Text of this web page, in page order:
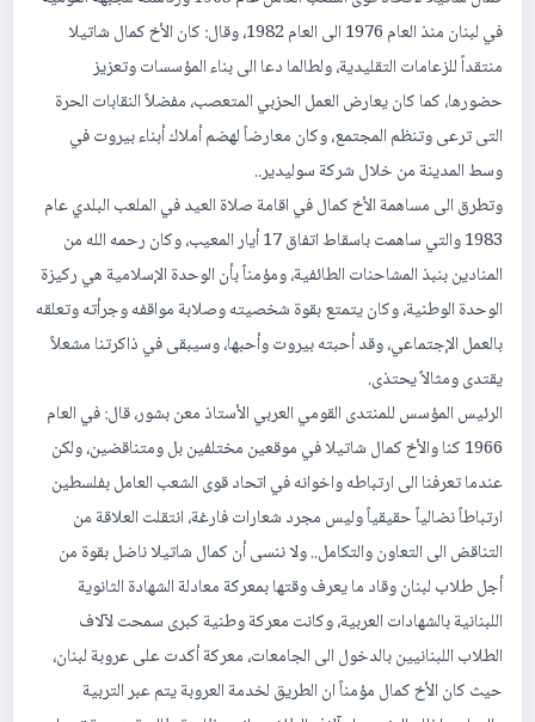
في لبنان منذ العام 1976 الى العام 1982، وقال: كان الأخ كمال شاتيلا
منتقداً للزعامات التقليدية، ولطالما دعا الى بناء المؤسسات وتعزيز
حضورها، كما كان يعارض العمل الحزبي المتعصب، مفضلاً النقابات الحرة
التى ترعى وتنظم المجتمع، وكان معارضاً لهضم أملاك أبناء بيروت في
وسط المدينة من خلال شركة سوليدير..
وتطرق الى مساهمة الأخ كمال في اقامة صلاة العيد في الملعب البلدي عام
1983 والتي ساهمت باسقاط اتفاق 17 أيار المعيب، وكان رحمه الله من
المنادين بنبذ المشاحنات الطائفية، ومؤمناً بأن الوحدة الإسلامية هي ركيزة
الوحدة الوطنية، وكان يتمتع بقوة شخصيته وصلابة مواقفه وجرأته وتعلقه
بالعمل الإجتماعي، وقد أحبته بيروت وأحبها، وسيبقى في ذاكرتنا مشعلاً
يقتدى ومثالاً يحتذى.
الرئيس المؤسس للمنتدى القومي العربي الأستاذ معن بشور، قال: في العام
1966 كنا والأخ كمال شاتيلا في موقعين مختلفين بل ومتناقضين، ولكن
عندما تعرفنا الى ارتباطه واخوانه في اتحاد قوى الشعب العامل بفلسطين
ارتباطاً نضالياً حقيقياً وليس مجرد شعارات فارغة، انتقلت العلاقة من
التناقض الى التعاون والتكامل.. ولا ننسى أن كمال شاتيلا ناضل بقوة من
أجل طلاب لبنان وقاد ما يعرف وقتها بمعركة معادلة الشهادة الثانوية
اللبنانية بالشهادات العربية، وكانت معركة وطنية كبرى سمحت لآلاف
الطلاب اللبنانيين بالدخول الى الجامعات، معركة أكدت على عروبة لبنان،
حيث كان الأخ كمال مؤمناً ان الطريق لخدمة العروبة يتم عبر التربية